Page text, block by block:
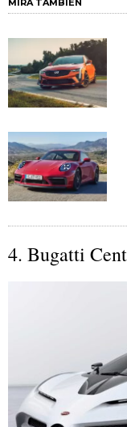
MIRA TAMBIÉN
4. Bugatti